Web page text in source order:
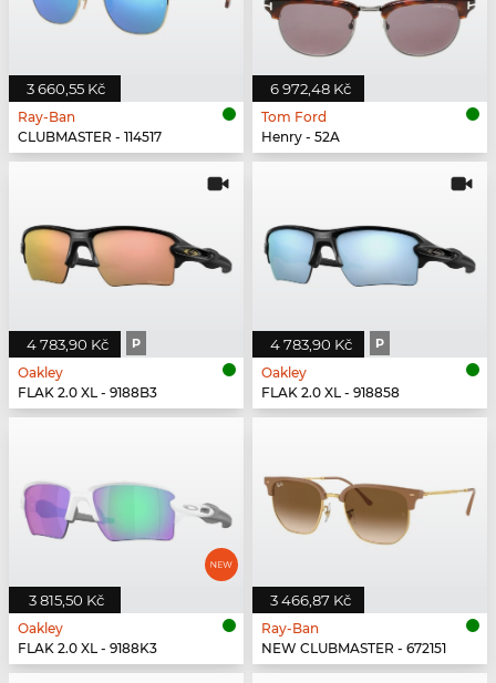
3 660,55 Kč
Ray-Ban
CLUBMASTER - 114517
6 972,48 Kč
Tom Ford
Henry - 52A
4 783,90 Kč P
Oakley
FLAK 2.0 XL - 9188B3
4 783,90 Kč P
Oakley
FLAK 2.0 XL - 918858
3 815,50 Kč
Oakley
FLAK 2.0 XL - 9188K3
3 466,87 Kč
Ray-Ban
NEW CLUBMASTER - 672151